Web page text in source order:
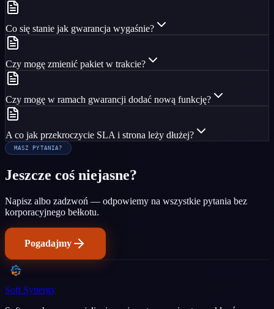
Co się stanie jak gwarancja wygaśnie?
Czy mogę zmienić pakiet w trakcie?
Czy mogę w ramach gwarancji dodać nową funkcję?
A co jak przekroczycie SLA i strona leży dłużej?
MASZ PYTANIA?
Jeszcze coś niejasne?
Napisz albo zadzwoń — odpowiemy na wszystkie pytania bez
korporacyjnego bełkotu.
Pogadajmy
Soft Synergy